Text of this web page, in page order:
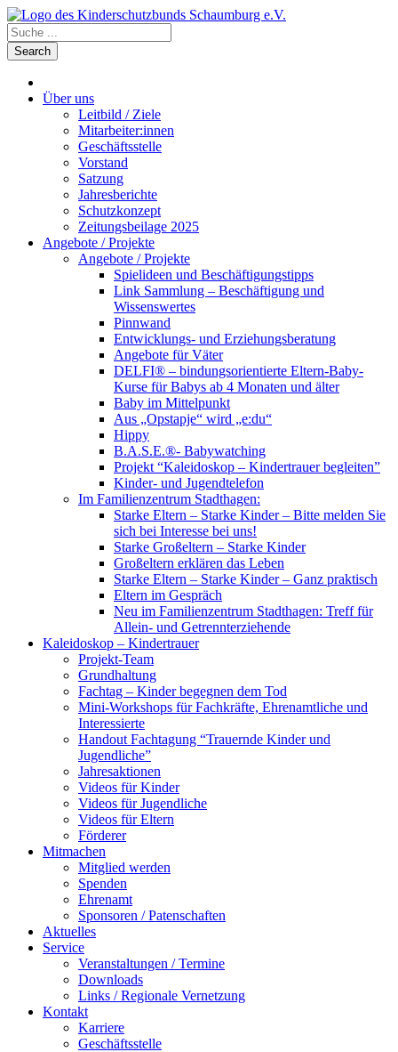
Über uns
Leitbild / Ziele
Mitarbeiter:innen
Geschäftsstelle
Vorstand
Satzung
Jahresberichte
Schutzkonzept
Zeitungsbeilage 2025
Angebote / Projekte
Angebote / Projekte
Spielideen und Beschäftigungstipps
Link Sammlung – Beschäftigung und
Wissenswertes
Pinnwand
Entwicklungs- und Erziehungsberatung
Angebote für Väter
DELFI® – bindungsorientierte Eltern-Baby-
Kurse für Babys ab 4 Monaten und älter
Baby im Mittelpunkt
Aus „Opstapje“ wird „e:du“
Hippy
B.A.S.E.®- Babywatching
Projekt “Kaleidoskop – Kindertrauer begleiten”
Kinder- und Jugendtelefon
Im Familienzentrum Stadthagen:
Starke Eltern – Starke Kinder – Bitte melden Sie
sich bei Interesse bei uns!
Starke Großeltern – Starke Kinder
Großeltern erklären das Leben
Starke Eltern – Starke Kinder – Ganz praktisch
Eltern im Gespräch
Neu im Familienzentrum Stadthagen: Treff für
Allein- und Getrennterziehende
Kaleidoskop – Kindertrauer
Projekt-Team
Grundhaltung
Fachtag – Kinder begegnen dem Tod
Mini-Workshops für Fachkräfte, Ehrenamtliche und
Interessierte
Handout Fachtagung “Trauernde Kinder und
Jugendliche”
Jahresaktionen
Videos für Kinder
Videos für Jugendliche
Videos für Eltern
Förderer
Mitmachen
Mitglied werden
Spenden
Ehrenamt
Sponsoren / Patenschaften
Aktuelles
Service
Veranstaltungen / Termine
Downloads
Links / Regionale Vernetzung
Kontakt
Karriere
Geschäftsstelle